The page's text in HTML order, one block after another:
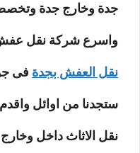
جدة وخارج جدة
واسرع شركة نقل
نقل العفش بجدة فى
ستجدنا من اوائل
نقل الاثاث داخل